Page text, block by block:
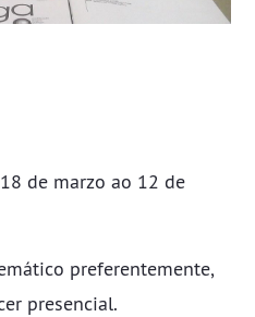
de marzo ao 12 de
preferentemente,
presencial.